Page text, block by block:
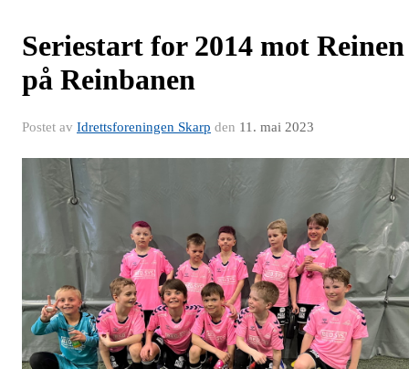
Seriestart for 2014 mot Reinen
på Reinbanen
Postet av Idrettsforeningen Skarp den 11. mai 2023